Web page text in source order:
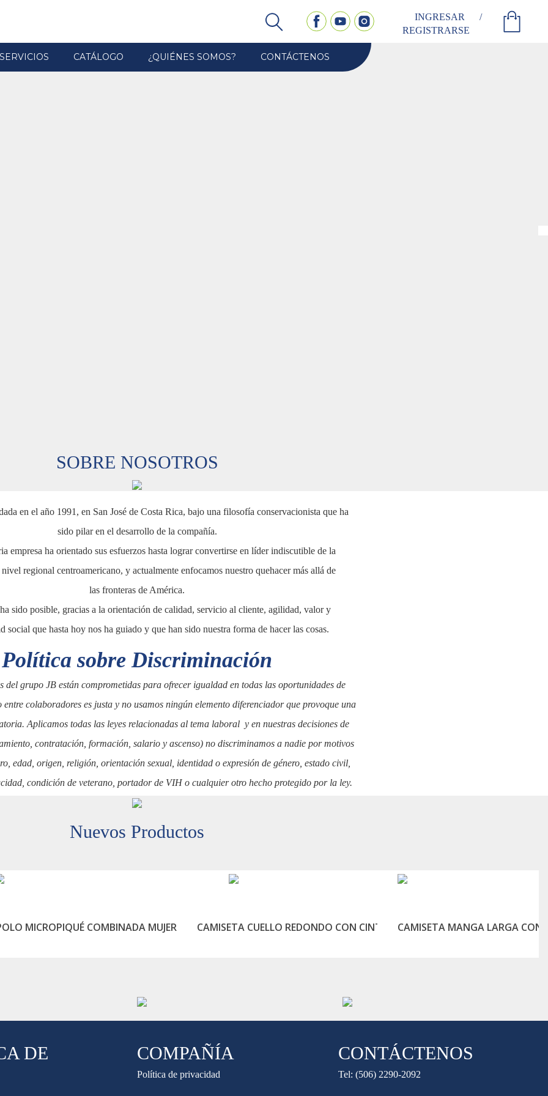
INGRESAR
/
REGISTRARSE
SERVICIOS CATÁLOGO ¿QUIÉNES SOMOS? CONTÁCTENOS
SOBRE NOSOTROS
en el año 1991, en San José de Costa Rica, bajo una filosofía conservacionista que ha
sido pilar en el desarrollo de la compañía.
empresa ha orientado sus esfuerzos hasta lograr convertirse en líder indiscutible de la
regional centroamericano, y actualmente enfocamos nuestro quehacer más allá de
las fronteras de América.
sido posible, gracias a la orientación de calidad, servicio al cliente, agilidad, valor y
social que hasta hoy nos ha guiado y que han sido nuestra forma de hacer las cosas.
Política sobre Discriminación
del grupo JB están comprometidas para ofrecer igualdad en todas las oportunidades de
entre colaboradores es justa y no usamos ningún elemento diferenciador que provoque una
Aplicamos todas las leyes relacionadas al tema laboral y en nuestras decisiones de
contratación, formación, salario y ascenso) no discriminamos a nadie por motivos
edad, origen, religión, orientación sexual, identidad o expresión de género, estado civil,
condición de veterano, portador de VIH o cualquier otro hecho protegido por la ley.
Nuevos Productos
MICROPIQUÉ COMBINADA MUJER
CAMISETA CUELLO REDONDO CON CINTA REFLECTIVACAMISETA MANGA LARGA CON
DE COMPAÑÍA
Política de privacidad
CONTÁCTENOS
Tel: (506) 2290-2092